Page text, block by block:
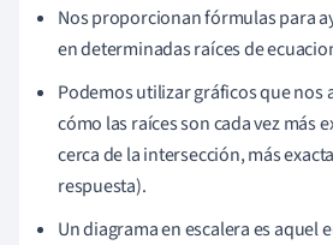
Nos proporcionan fórmulas para
en determinadas raíces de
Podemos utilizar gráficos que nos
cómo las raíces son cada vez más
cerca de la intersección, más
respuesta).
Un diagrama en escalera es aquel